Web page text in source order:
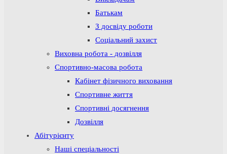
Батькам
З досвіду роботи
Соціальний захист
Виховна робота - дозвілля
Спортивно-масова робота
Кабінет фізичного виховання
Спортивне життя
Спортивні досягнення
Дозвілля
Абітурієнту
Наші спеціальності